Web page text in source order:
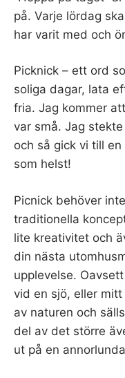
på. Varje lördag
har varit med och
Picknick – ett ord
soliga dagar, lata
fria. Jag kommer
var små. Jag
och så gick vi till
som helst!
Picnick behöver
traditionella
lite kreativitet och
din nästa
upplevelse.
vid en sjö, eller
av naturen och
del av det större
ut på en